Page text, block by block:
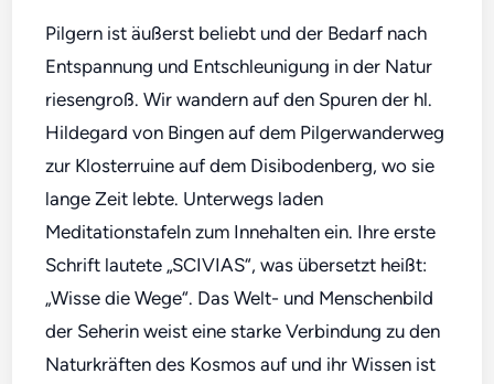
Pilgern ist äußerst beliebt und der Bedarf nach
Entspannung und Entschleunigung in der Natur
riesengroß. Wir wandern auf den Spuren der hl.
Hildegard von Bingen auf dem Pilgerwanderweg
zur Klosterruine auf dem Disibodenberg, wo sie
lange Zeit lebte. Unterwegs laden
Meditationstafeln zum Innehalten ein. Ihre erste
Schrift lautete „SCIVIAS“, was übersetzt heißt:
„Wisse die Wege“. Das Welt- und Menschenbild
der Seherin weist eine starke Verbindung zu den
Naturkräften des Kosmos auf und ihr Wissen ist